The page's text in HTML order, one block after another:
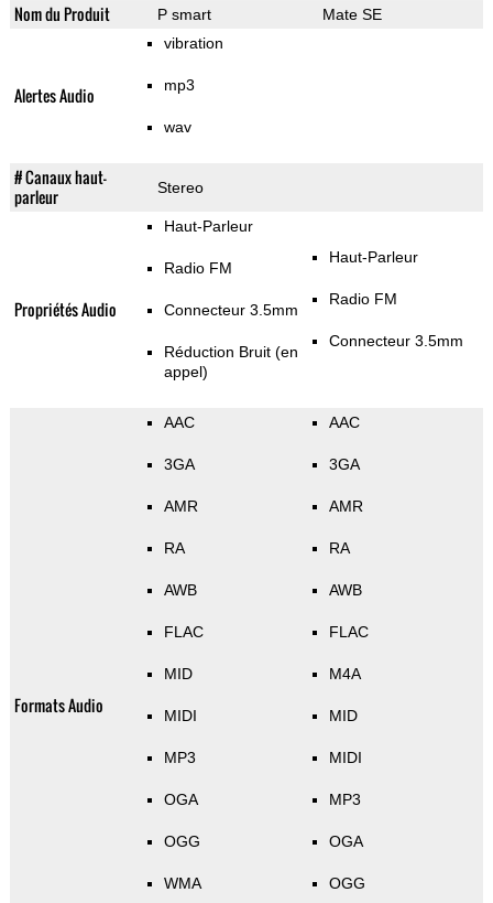
Nom du Produit P smart Mate SE
Alertes Audio
vibration
mp3
wav
# Canaux haut-
parleur
Stereo
Propriétés Audio
Haut-Parleur
Radio FM
Connecteur 3.5mm
Réduction Bruit (en
appel)
Haut-Parleur
Radio FM
Connecteur 3.5mm
Formats Audio
AAC
3GA
AMR
RA
AWB
FLAC
MID
MIDI
MP3
OGA
OGG
WMA
AAC
3GA
AMR
RA
AWB
FLAC
M4A
MID
MIDI
MP3
OGA
OGG